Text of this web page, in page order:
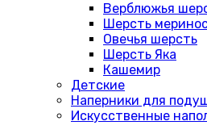
Верблюжья
Шерсть
Овечья шерсть
Шерсть Яка
Кашемир
Детские
Наперники для
Искусственные